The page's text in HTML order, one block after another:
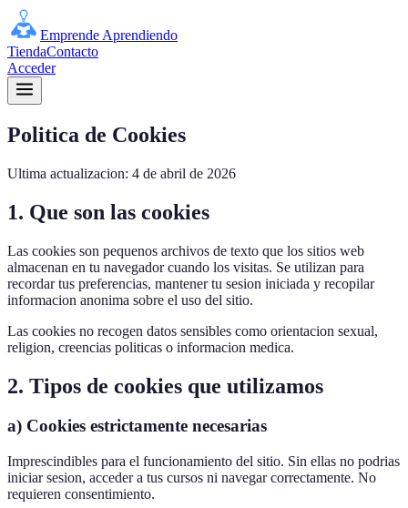
Emprende Aprendiendo
TiendaContacto
Acceder
Politica de Cookies
Ultima actualizacion: 4 de abril de 2026
1. Que son las cookies
Las cookies son pequenos archivos de texto que los sitios web
almacenan en tu navegador cuando los visitas. Se utilizan para
recordar tus preferencias, mantener tu sesion iniciada y recopilar
informacion anonima sobre el uso del sitio.
Las cookies no recogen datos sensibles como orientacion sexual,
religion, creencias politicas o informacion medica.
2. Tipos de cookies que utilizamos
a) Cookies estrictamente necesarias
Imprescindibles para el funcionamiento del sitio. Sin ellas no podrias
iniciar sesion, acceder a tus cursos ni navegar correctamente. No
requieren consentimiento.